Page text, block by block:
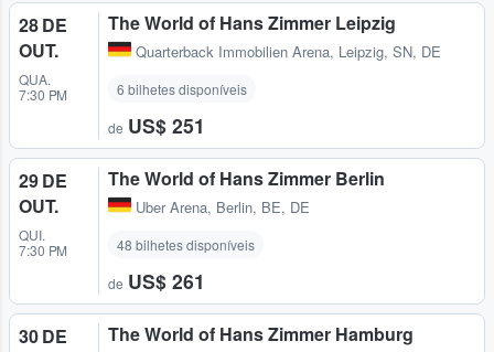
28 DE
OUT.
QUA.
7:30 PM
The World of Hans Zimmer Leipzig
Quarterback Immobilien Arena, Leipzig, SN, DE
6 bilhetes disponíveis
de US$ 251
29 DE
OUT.
QUI.
7:30 PM
The World of Hans Zimmer Berlin
Uber Arena, Berlin, BE, DE
48 bilhetes disponíveis
de US$ 261
30 DE
The World of Hans Zimmer Hamburg